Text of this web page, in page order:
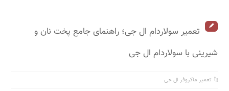
تعمیر سولاردام ال جی؛ راهنمای جامع پخت نان و
شیرینی با سولاردام ال جی
تعمیر ماکروفر ال جی